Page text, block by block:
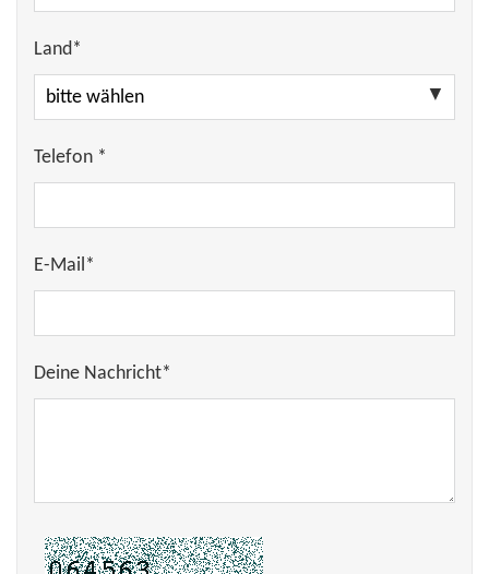
Land*
Telefon *
E-Mail*
Deine Nachricht*